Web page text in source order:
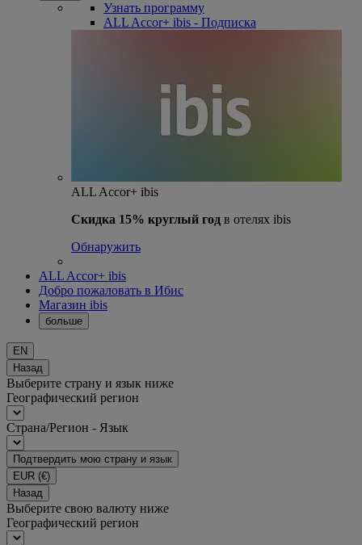
Узнать программу
ALL Accor+ ibis - Подписка
ALL Accor+ ibis
Скидка 15% круглый год в отелях ibis
Обнаружить
ALL Accor+ ibis
Добро пожаловать в Ибис
Магазин ibis
больше
EN
Назад
Выберите страну и язык ниже
Географический регион
Страна/Регион - Язык
Подтвердить мою страну и язык
EUR (€)
Назад
Выберите свою валюту ниже
Географический регион